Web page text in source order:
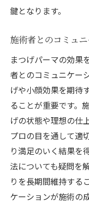
鍵となります。
施術者とのコミュ
まつげパーマの効果
者とのコミュニケー
げや小顔効果を期待
ることが重要です。
げの状態や理想の仕
プロの目を通して適
り満足のいく結果を
法についても疑問を
りを長期間維持する
ケーションが施術の